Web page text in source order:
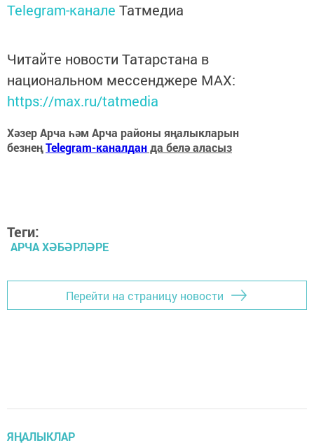
Telegram-канале Татмедиа
Читайте новости Татарстана в
национальном мессенджере MАХ:
https://max.ru/tatmedia
Хәзер Арча һәм Арча районы яңалыкларын
безнеңTelegram-каналданда белә аласыз
Теги:
АРЧА ХӘБӘРЛӘРЕ
Перейти на страницу новости
ЯҢАЛЫКЛАР